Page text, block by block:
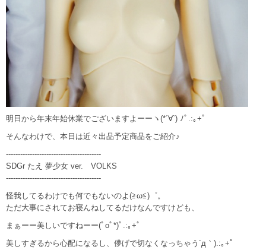
明日から年末年始休業でございますよーーヽ(*´∀`) ﾉﾟ.:｡+ﾟ
そんなわけで、本日は近々出品予定商品をご紹介♪
----------------------------------------
SDGr たえ 夢少女 ver. VOLKS
----------------------------------------
怪我してるわけでも何でもないのよ(≧ω≦)゜。
ただ大事にされてお寝んねしてるだけなんですけども、
まぁーー美しいですねーー(ﾟoﾟ*)ﾟ.:｡+ﾟ
美しすぎるから心配になるし、儚げで切なくなっちゃう´д｀).:｡+ﾟ